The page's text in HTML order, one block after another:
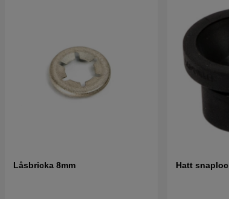
Låsbricka 8mm Hatt snaploc